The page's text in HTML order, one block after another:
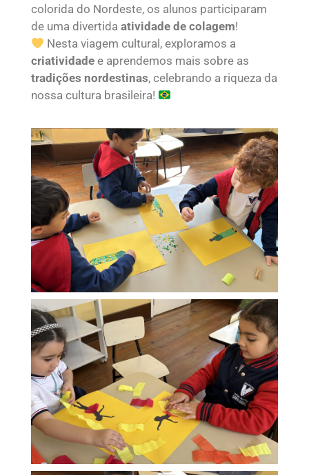
colorida do Nordeste, os alunos participaram
de uma divertida atividade de colagem!
Nesta viagem cultural, exploramos a
criatividade e aprendemos mais sobre as
tradições nordestinas, celebrando a riqueza da
nossa cultura brasileira!